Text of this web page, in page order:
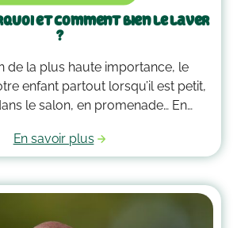
et comment bien le laver
?
de la plus haute importance, le
enfant partout lorsqu’il est petit,
le salon, en promenade… En
son cœur. Alors après avoir
de poussière, d’acariens et
il est peut-être temps de le
doudou ?
En savoir plus